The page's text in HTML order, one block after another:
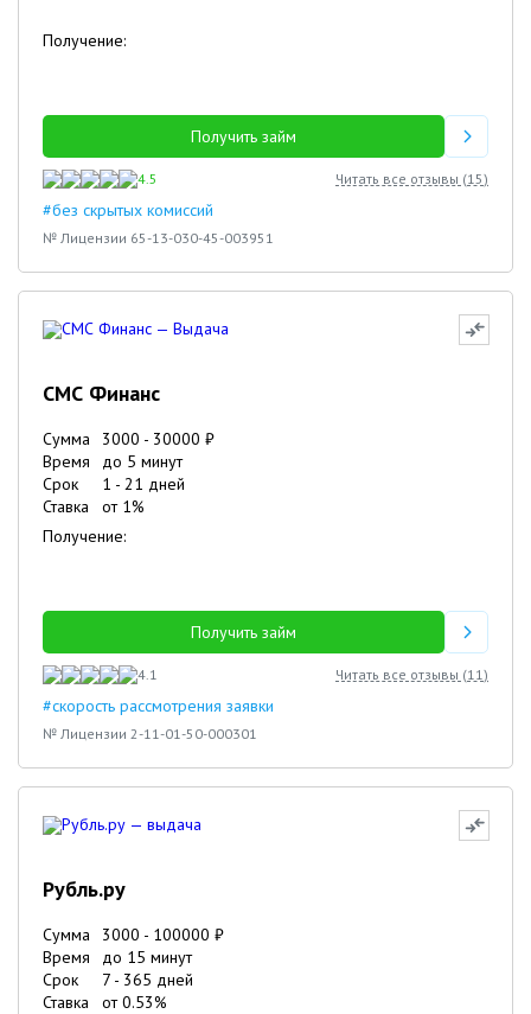
Получение:
Получить займ
4.5 Читать все отзывы (15)
#без скрытых комиссий
№ Лицензии 65-13-030-45-003951
СМС Финанс
Сумма 3000 - 30000 ₽
Время
до 5 минут
Срок
1 - 21 дней
Ставка
от 1%
Получение:
Получить займ
4.1 Читать все отзывы (11)
#скорость рассмотрения заявки
№ Лицензии 2-11-01-50-000301
Рубль.ру
Сумма 3000 - 100000 ₽
Время
до 15 минут
Срок
7 - 365 дней
Ставка
от0.53%